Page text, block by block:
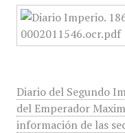
Diario del Segundo
del Emperador
información de las